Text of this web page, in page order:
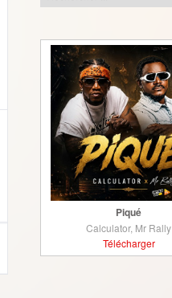
Piqué
Calculator, Mr Rally
Télécharger